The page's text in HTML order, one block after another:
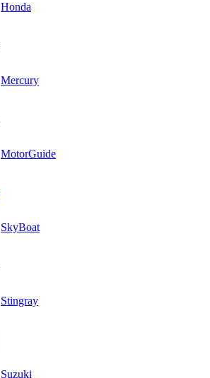
Honda
Mercury
MotorGuide
SkyBoat
Stingray
Suzuki